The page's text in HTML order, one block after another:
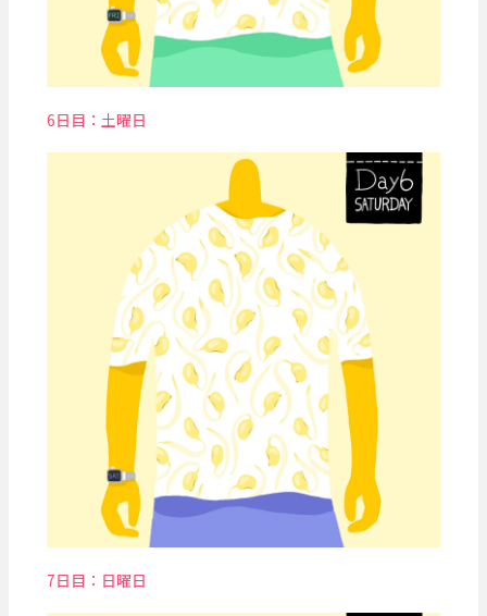
6日目：土曜日
7日目：日曜日